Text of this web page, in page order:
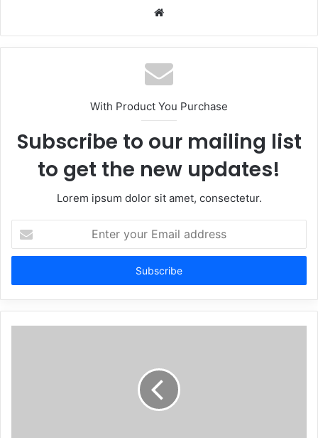
Website
With Product You Purchase
Subscribe to our mailing list
to get the new updates!
Lorem ipsum dolor sit amet, consectetur.
Enter
your
Email